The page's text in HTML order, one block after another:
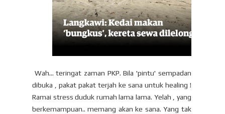
Wah... teringat zaman PKP. Bila 'pintu' sempadan
dibuka , pakat pakat terjah ke sana untuk healing !
Ramai stress duduk rumah lama lama. Yelah , yang
berkemampuan.. memang akan ke sana. Yang tak